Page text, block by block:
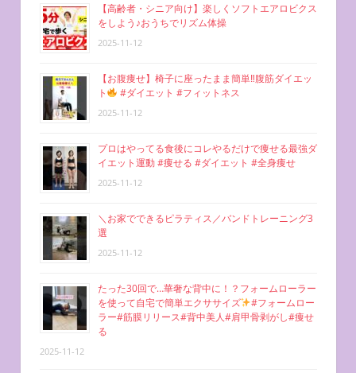
【高齢者・シニア向け】楽しくソフトエアロビクス
をしよう♪おうちでリズム体操
2025-11-12
【お腹痩せ】椅子に座ったまま簡単‼︎腹筋ダイエッ
ト
#ダイエット #フィットネス
2025-11-12
プロはやってる食後にコレやるだけで痩せる最強ダ
イエット運動 #痩せる #ダイエット #全身痩せ
2025-11-12
＼お家でできるピラティス／バンドトレーニング3
選
2025-11-12
たった30回で…華奢な背中に！？フォームローラー
を使って自宅で簡単エクササイズ
#フォームロー
ラー#筋膜リリース#背中美人#肩甲骨剥がし#痩せ
る
2025-11-12